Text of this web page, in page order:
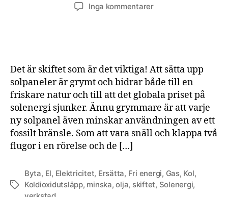
Inga kommentarertill
Det är skiftet som är det viktiga! Att sätta upp
solpaneler är grymt och bidrar både till en
friskare natur och till att det globala priset på
solenergi sjunker. Ännu grymmare är att varje
ny solpanel även minskar användningen av ett
fossilt bränsle. Som att vara snäll och klappa två
flugor i en rörelse och de […]
Etiketter
Byta, El, Elektricitet, Ersätta, Fri energi, Gas, Kol,
Koldioxidutsläpp, minska,olja, skiftet, Solenergi,